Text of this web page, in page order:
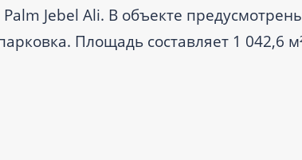
Jebel Ali. В объекте
Площадь составляет 1 042,6
152 000 AED.